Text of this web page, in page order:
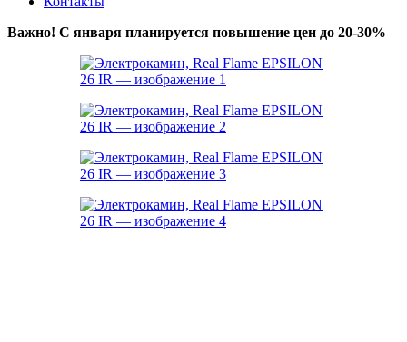
Важно! С января планируется повышение цен до 20-30%